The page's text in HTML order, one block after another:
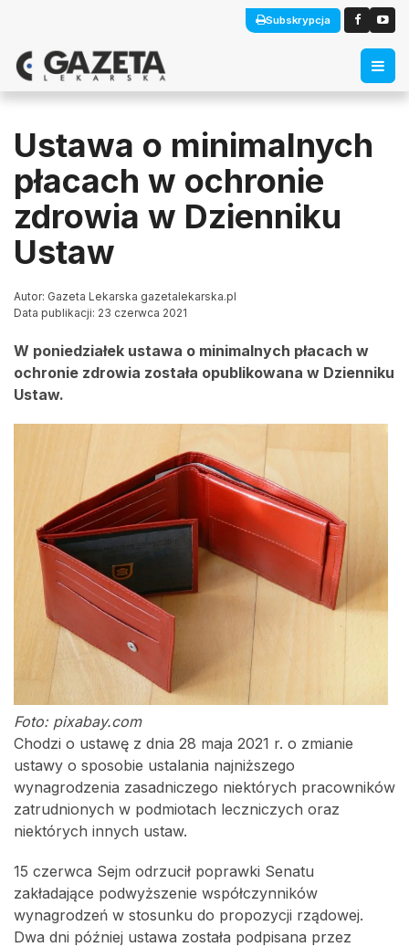
Subskrypcja
Ustawa o minimalnych
płacach w ochronie
zdrowia w Dzienniku
Ustaw
Autor: Gazeta Lekarska gazetalekarska.pl
Data publikacji: 23 czerwca 2021
W poniedziałek ustawa o minimalnych płacach w
ochronie zdrowia została opublikowana w Dzienniku
Ustaw.
Foto: pixabay.com
Chodzi o ustawę z dnia 28 maja 2021 r. o zmianie
ustawy o sposobie ustalania najniższego
wynagrodzenia zasadniczego niektórych pracowników
zatrudnionych w podmiotach leczniczych oraz
niektórych innych ustaw.
15 czerwca Sejm odrzucił poprawki Senatu
zakładające podwyższenie współczynników
wynagrodzeń w stosunku do propozycji rządowej.
Dwa dni później ustawa została podpisana przez